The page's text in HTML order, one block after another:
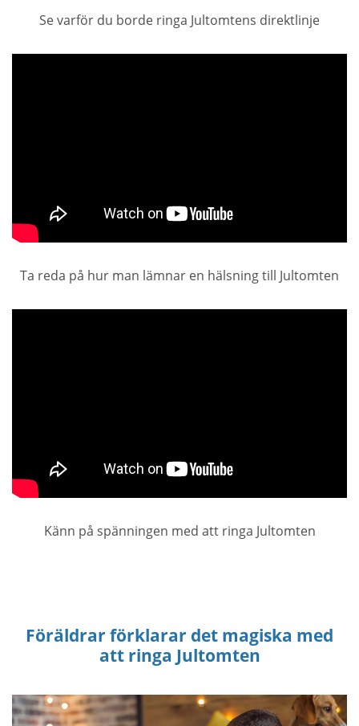
Se varför du borde ringa Jultomtens direktlinje
Ta reda på hur man lämnar en hälsning till Jultomten
Känn på spänningen med att ringa Jultomten
Föräldrar förklarar det magiska med
att ringa Jultomten